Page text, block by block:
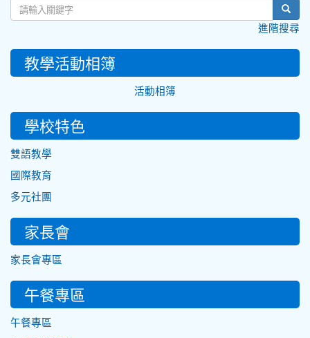
進階搜尋
教學活動相簿
活動相簿
學校特色
雙語教學
國際教育
多元社團
家長會
家長會專區
午餐專區
午餐專區